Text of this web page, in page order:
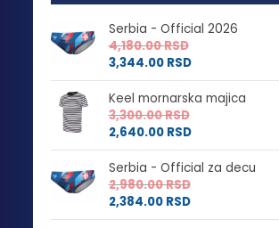
Serbia - Official 2026
4,180.00RSD
3,344.00 RSD
Keel mornarska majica
3,300.00RSD
2,640.00 RSD
Serbia - Official za decu
2,980.00RSD
2,384.00 RSD